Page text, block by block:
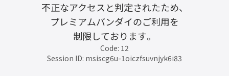
不正なアクセスと判定されたため、
プレミアムバンダイのご利用を
制限しております。
Code: 12
Session ID: msiscg6u-1oiczfsuvnjyk6i83